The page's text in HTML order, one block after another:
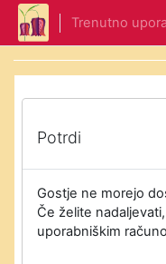
Preskoči na glavno vsebino
Trenutno
Potrdi
Gostje ne morejo
Če želite
uporabniškim